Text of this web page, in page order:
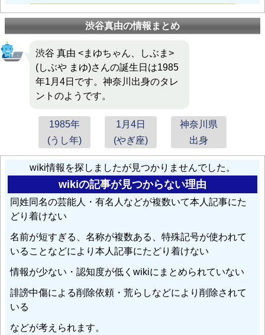
渋谷真由の情報まとめ
渋谷 真由 <まゆちゃん、しぶま>
(しぶや まゆ)さんの誕生日は1985
年1月4日です。神奈川出身のタレ
ントのようです。
1985年
(うし年)
1月4日
(やぎ座)
神奈川県
出身
wiki情報を探しましたが見つかりませんでした。
wikiの記事が見つからない理由
同姓同名の芸能人・有名人などが複数いて本人記事にた
どり着けない
名前が短すぎる、名称が複数ある、特殊記号が使われて
いることなどにより本人記事にたどり着けない
情報が少ない・認知度が低くwikiにまとめられていない
誹謗中傷による削除依頼・荒らしなどにより削除されて
いる
などが考えられます。